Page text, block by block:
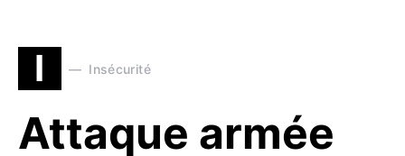
I Insécurité
Attaque armée